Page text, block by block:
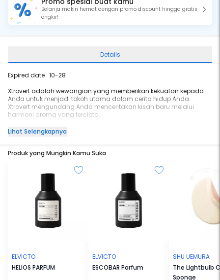
Belanja makin hemat dengan promo discount hingga gratis
ongkir!
Details
Expired date : 10-28
Xtrovert adalah wewangian yang memberikan kekuatan kepada
Anda untuk menjadi tokoh utama dalam cerita hidup Anda.
Xtrovert mengundang Anda menceritakan kisah baru melalui
harmoni aroma yang tercipta.
Dengan top Notes yang segar memberikan kesan gembira, aroma
- Top : Passion Fruit,Pear,Rapsberry
- Middle : Cassis Buds,Lily Of The Valley
- Base : Patchouli,Heliotrope,Sandal Wood,Amber,Ambroxan
BPOM : NA18230607182
Tahan hingga 12 jam
Lihat Selengkapnya
Produk yang Mungkin Kamu Suka
ELVICTO
HELIOS PARFUM
ELVICTO
ESCOBAR Parfum
SHU UEMURA
The Lightbulb
Sponge